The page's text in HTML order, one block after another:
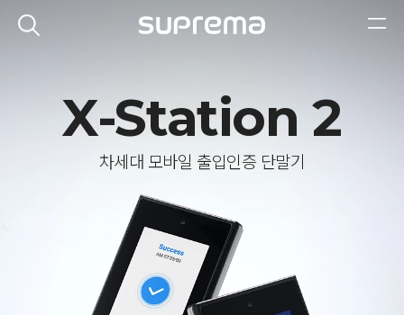
X-Station 2
차세대 모바일 출입인증 단말기